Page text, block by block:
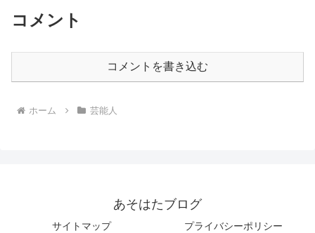
コメント
コメントを書き込む
ホーム 芸能人
あそはたブログ
サイトマップ プライバシーポリシー